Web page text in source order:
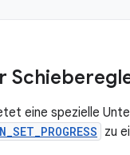
eine spezielle
zu